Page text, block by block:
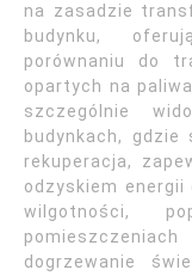
na zasadzie
budynku,
porównaniu do
opartych na
szczególnie
budynkach,
rekuperacja,
odzyskiem energii
wilgotności,
dogrzewanie